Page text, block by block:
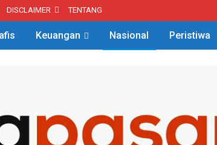
DISCLAIMER TENTANG
Keuangan Nasional Peristiwa